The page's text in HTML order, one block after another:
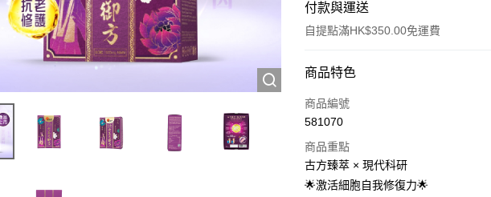
付款與運送
自提點滿HK$350.00免運費
付款方式
信用卡
PayMe
WeChat Pay
商品特色
商品編號
581070
商品重點
古方臻萃 × 現代科研
🌟激活細胞自我修復力🌟